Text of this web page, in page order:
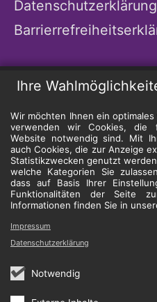
Ihre
Wir möchten Ihnen ein
verwenden wir Cookies, die
Website notwendig sind. Mit
auch Cookies, die zur Anzeige
Statistikzwecken genutzt
welche Kategorien Sie
dass auf Basis Ihrer
Funktionalitäten der Seite
Informationen finden Sie in
Notwendig
Impressum
Datenschutzerklärung
Datenschutzerklärung